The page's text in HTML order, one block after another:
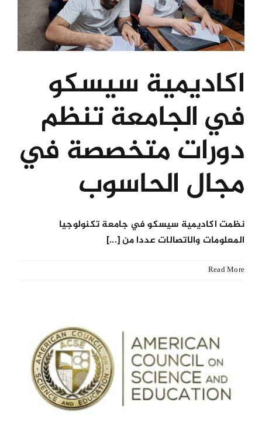
اكاديمية سيسكو
في الجامعة تنظم
دورات متخصصة في
مجال الحاسوب
نظمت اكاديمية سيسكو في جامعة تكنولوجيا
المعلومات والاتصالات عددا من [...]
Read More